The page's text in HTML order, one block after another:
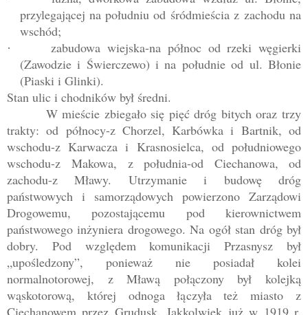
przylegającej na południu od śródmieścia z zachodu na
wschód;
·
zabudowa wiejska-na północ od rzeki węgierki
(Zawodzie i Świerczewo) i na południe od ul. Błonie
(Piaski i Glinki).
Stan ulic i chodników był średni.
W mieście zbiegało się pięć dróg bitych oraz trzy
trakty: od północy-z Chorzel, Karbówka i Bartnik, od
wschodu-z Karwacza i Krasnosielca, od południowego
wschodu-z Makowa, z południa-od Ciechanowa, od
zachodu-z Mławy. Utrzymanie i budowę dróg
państwowych i samorządowych powierzono Zarządowi
Drogowemu, pozostającemu pod kierownictwem
państwowego inżyniera drogowego. Na ogół stan dróg był
dobry. Pod względem komunikacji Przasnysz był
„upośledzony”, ponieważ nie posiadał kolei
normalnotorowej, z Mławą połączony był kolejką
wąskotorową, której odnoga łączyła też miasto z
Ciechanowem przez Grudusk. Jakkolwiek już w 1919 r.